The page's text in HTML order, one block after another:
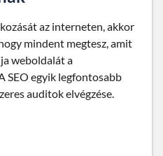
az interneten, akkor
mindent megtesz, amit
weboldalát a
SEO egyik legfontosabb
auditok elvégzése.